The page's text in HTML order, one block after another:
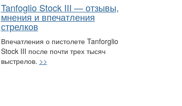
Tanfoglio Stock III — отзывы,
мнения и впечатления
стрелков
Впечатления о пистолете Tanforglio
Stock III после почти трех тысяч
выстрелов. >>